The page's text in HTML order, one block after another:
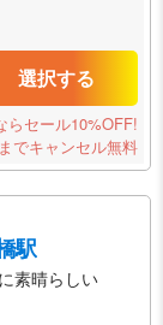
選択する
らセール10%OFF!
でキャンセル無料
駅
素晴らしい